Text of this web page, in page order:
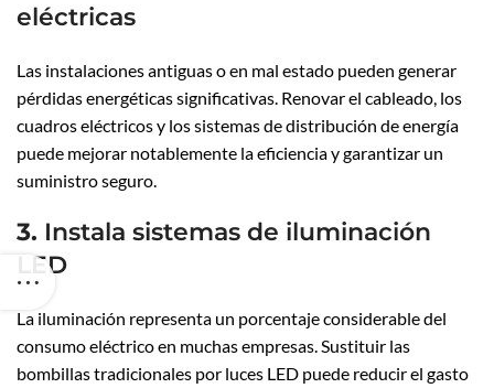
eléctricas
Las instalaciones antiguas o en mal estado pueden generar
pérdidas energéticas significativas. Renovar el cableado, los
cuadros eléctricos y los sistemas de distribución de energía
puede mejorar notablemente la eficiencia y garantizar un
suministro seguro.
3. Instala sistemas de iluminación
LED
La iluminación representa un porcentaje considerable del
consumo eléctrico en muchas empresas. Sustituir las
bombillas tradicionales por luces LED puede reducir el gasto